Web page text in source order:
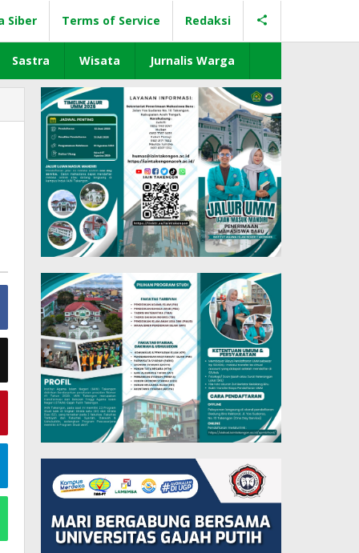
Siber Terms of Service Redaksi
Sastra Wisata Jurnalis Warga